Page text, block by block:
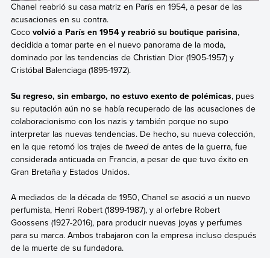
Chanel reabrió su casa matriz en París en 1954, a pesar de las
acusaciones en su contra.
Coco volvió a París en 1954 y reabrió su boutique parisina,
decidida a tomar parte en el nuevo panorama de la moda,
dominado por las tendencias de Christian Dior (1905-1957) y
Cristóbal Balenciaga (1895-1972).
Su regreso, sin embargo, no estuvo exento de polémicas, pues
su reputación aún no se había recuperado de las acusaciones de
colaboracionismo con los nazis y también porque no supo
interpretar las nuevas tendencias. De hecho, su nueva colección,
en la que retomó los trajes de tweedde antes de la guerra, fue
considerada anticuada en Francia, a pesar de que tuvo éxito en
Gran Bretaña y Estados Unidos.
A mediados de la década de 1950, Chanel se asoció a un nuevo
perfumista, Henri Robert (1899-1987), y al orfebre Robert
Goossens (1927-2016), para producir nuevas joyas y perfumes
para su marca. Ambos trabajaron con la empresa incluso después
de la muerte de su fundadora.